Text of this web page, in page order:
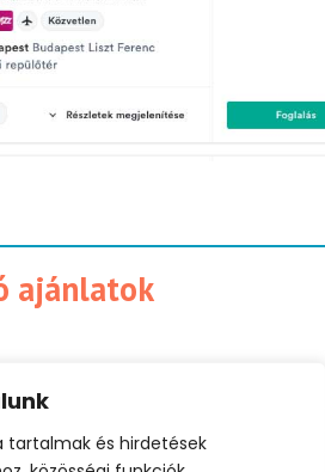
tartalmak és hirdetések
ajánlatok
Európai utazás Olcsó repjegy